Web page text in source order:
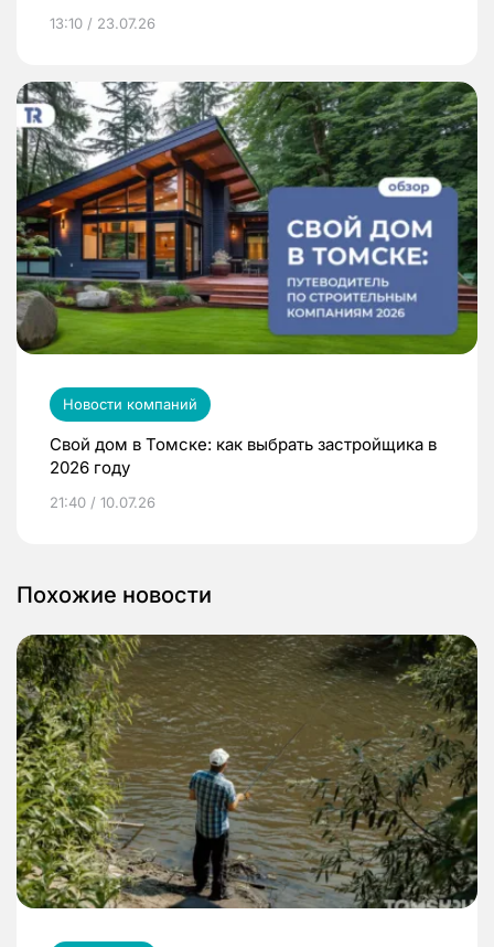
13:10 / 23.07.26
Новости компаний
Свой дом в Томске: как выбрать застройщика в
2026 году
21:40 / 10.07.26
Похожие новости